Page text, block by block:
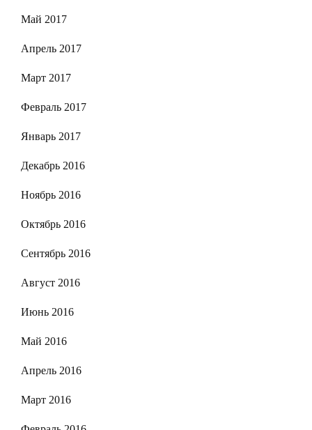
Май 2017
Апрель 2017
Март 2017
Февраль 2017
Январь 2017
Декабрь 2016
Ноябрь 2016
Октябрь 2016
Сентябрь 2016
Август 2016
Июнь 2016
Май 2016
Апрель 2016
Март 2016